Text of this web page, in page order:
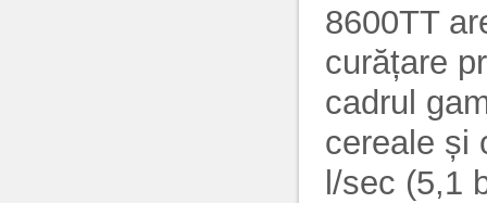
8600TT
curățare
cadrul
cereale și
l/sec (5,1